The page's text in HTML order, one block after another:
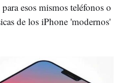
esos mismos teléfonos o
de los iPhone 'modernos'